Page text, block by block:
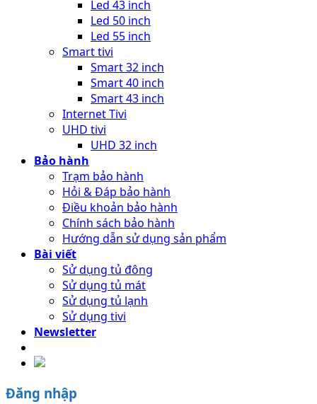
Led 43 inch
Led 50 inch
Led 55 inch
Smart tivi
Smart 32 inch
Smart 40 inch
Smart 43 inch
Internet Tivi
UHD tivi
UHD 32 inch
Bảo hành
Trạm bảo hành
Hỏi & Đáp bảo hành
Điều khoản bảo hành
Chính sách bảo hành
Hướng dẫn sử dụng sản phẩm
Bài viết
Sử dụng tủ đông
Sử dụng tủ mát
Sử dụng tủ lạnh
Sử dụng tivi
Newsletter
Đăng nhập